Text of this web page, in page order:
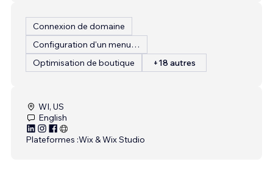
Connexion de domaine
Configuration d'un menu de restaurant
Optimisation de boutique
+18 autres
WI, US
English
Plateformes :Wix & Wix Studio